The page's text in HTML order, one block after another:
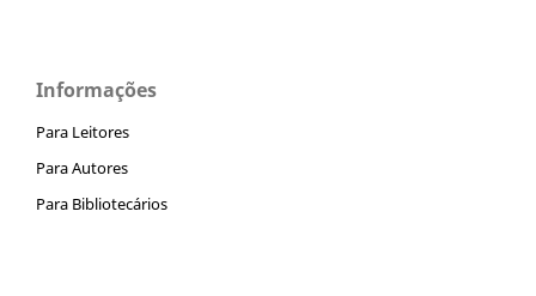
Informações
Para Leitores
Para Autores
Para Bibliotecários